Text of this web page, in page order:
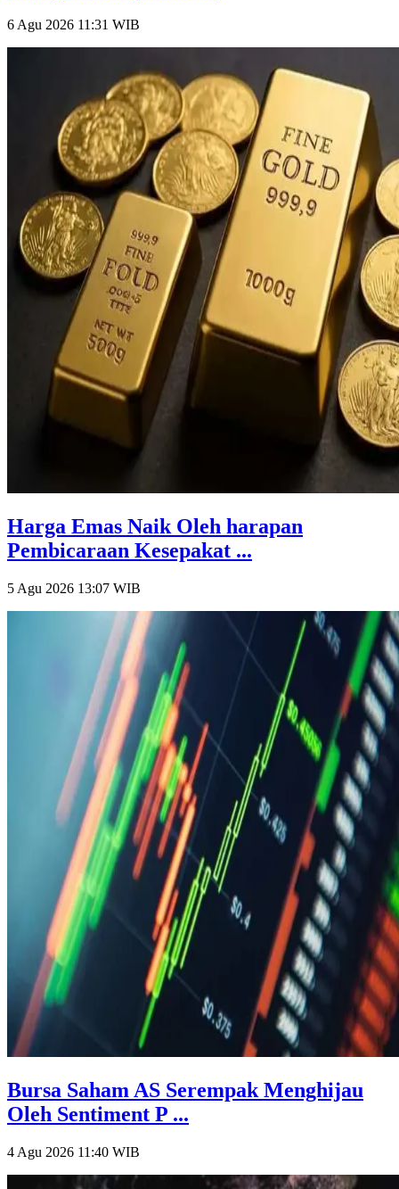
6 Agu 2026 11:31 WIB
Harga Emas Naik Oleh harapan
Pembicaraan Kesepakat ...
5 Agu 2026 13:07 WIB
Bursa Saham AS Serempak Menghijau
Oleh Sentiment P ...
4 Agu 2026 11:40 WIB